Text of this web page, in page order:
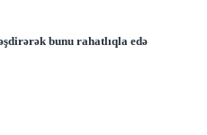
bunu rahatlıqla edə